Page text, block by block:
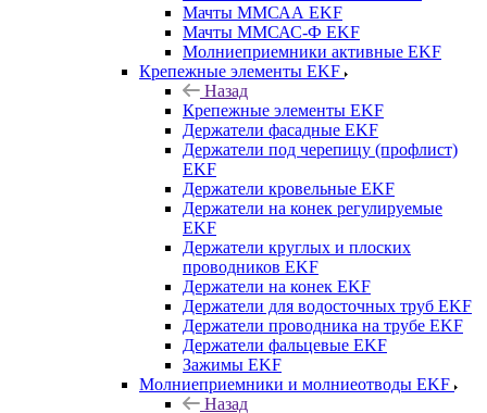
Мачты ММСАА EKF
Мачты ММСАС-Ф EKF
Молниеприемники активные EKF
Крепежные элементы EKF
Назад
Крепежные элементы EKF
Держатели фасадные EKF
Держатели под черепицу (профлист)
EKF
Держатели кровельные EKF
Держатели на конек регулируемые
EKF
Держатели круглых и плоских
проводников EKF
Держатели на конек EKF
Держатели для водосточных труб EKF
Держатели проводника на трубе EKF
Держатели фальцевые EKF
Зажимы EKF
Молниеприемники и молниеотводы EKF
Назад